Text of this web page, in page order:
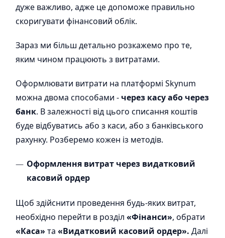
дуже важливо, адже це допоможе правильно
скоригувати фінансовий облік.
Зараз ми більш детально розкажемо про те,
яким чином працюють з витратами.
Оформлювати витрати на платформі Skynum
можна двома способами - через касу або через
банк. В залежності від цього списання коштів
буде відбуватись або з каси, або з банківського
рахунку. Розберемо кожен із методів.
Оформлення витрат через видатковий
касовий ордер
Щоб здійснити проведення будь-яких витрат,
необхідно перейти в розділ «Фінанси», обрати
«Каса» та «Видатковий касовий ордер». Далі